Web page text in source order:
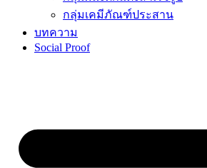
กลุ่มเคมีภัณฑ์ประสาน
บทความ
Social Proof